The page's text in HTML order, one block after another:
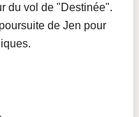
du vol de "Destinée".
de Jen pour